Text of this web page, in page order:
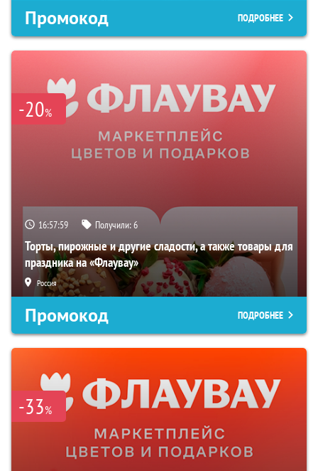
Промокод ПОДРОБНЕЕ
-20%
16:57:58 Получили:6
Торты, пирожные и другие сладости, а также товары для
праздника на «Флаувау»
Россия
Промокод ПОДРОБНЕЕ
-33%